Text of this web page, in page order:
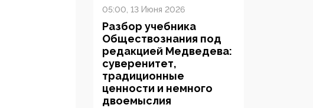
05:00, 13 Июня 2026
Разбор учебника
Обществознания под
редакцией Медведева:
суверенитет,
традиционные
ценности и немного
двоемыслия